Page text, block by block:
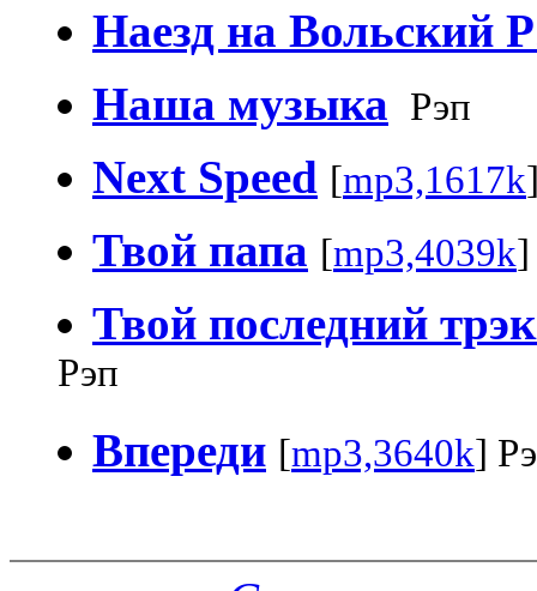
Наезд на Вольский
Наша музыка Рэп
Next Speed [mp3,1617k
Твой папа [mp3,4039k]
Твой последний
Рэп
Впереди [mp3,3640k]